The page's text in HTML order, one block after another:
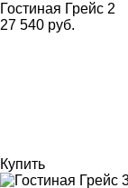
Гостиная Грейс 2
27 540 руб.
Купить